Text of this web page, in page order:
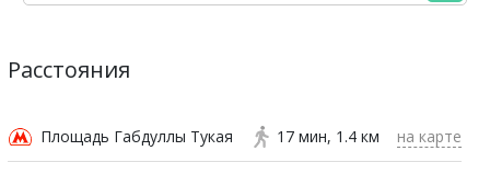
Расстояния
Площадь Габдуллы Тукая 17 мин 1.4 км на карте